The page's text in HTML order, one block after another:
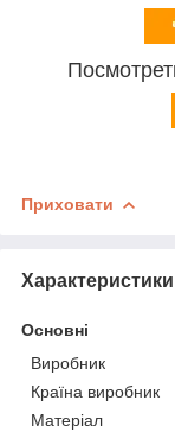
Приховати
Характеристики
Основні
Виробник
Країна виробник
Матеріал